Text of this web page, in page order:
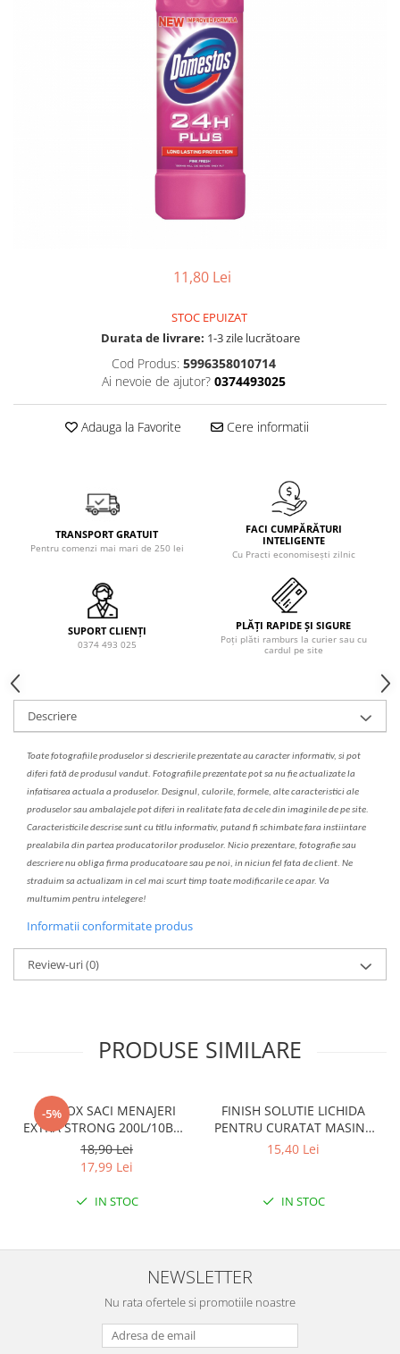
Echipamente de curăţenie
Folie aluminiu,folie alimentara
Solutie de indepartat rugina si
Produse pentru curatarea tenului
Sapun lichid, sapun
Tratament pentru par, conditioner
pentru par, masca de par
Vata demachianta
11,80 Lei
STOC EPUIZAT
Durata de livrare: 1-3 zile lucrătoare
Cod Produs: 5996358010714
Ai nevoie de ajutor? 0374493025
Adauga la Favorite Cere informatii
TRANSPORT GRATUIT
Pentru comenzi mai mari de 250 lei
FACI CUMPĂRĂTURI
INTELIGENTE
Cu Practi economisești zilnic
SUPORT CLIENȚI
0374 493 025
PLĂȚI RAPIDE ȘI SIGURE
Poți plăti ramburs la curier sau cu
cardul pe site
Descriere
Toate fotografiile produselorsidescrierileprezentate au caracter informativ, si pot
diferi fată de produsul vandut. Fotografiile prezentate pot sa nu fie actualizate la
infatisarea actuala a produselor. Designul, culorile, formele, alte caracteristici ale
produselor sau ambalajele pot diferi in realitate fata de cele din imaginile de pe site.
Caracteristicile descrise sunt cu titlu informativ, putand fi schimbate fara instiintare
prealabila din partea producatorilor produselor. Nicio prezentare, fotografie sau
descriere nu obliga firma producatoare sau pe noi, in niciun fel fata de client. Ne
straduim sa actualizam in cel mai scurt timp toate modificarile ce apar. Va
multumim pentru intelegere!
Informatii conformitate produs
Review-uri(0)
PRODUSE SIMILARE
-5%
CLINOX SACI MENAJERI
EXTRA STRONG 200L/10BUC
LDPE NEGRI (90*122CM)
ETICHETA MOV
18,90 Lei
17,99 Lei
IN STOC
FINISH SOLUTIE LICHIDA
PENTRU CURATAT MASINA
DE SPALAT VASE 250ML
15,40 Lei
IN STOC
NEWSLETTER
Nu rata ofertele si promotiile noastre